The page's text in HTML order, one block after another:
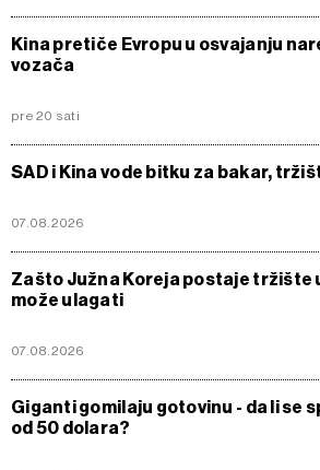
Kina pretiče Evropu u osvajanju
vozača
pre 20 sati
SAD i Kina vode bitku za bakar,
07.08.2026
Zašto Južna Koreja postaje tržište
može ulagati
07.08.2026
Giganti gomilaju gotovinu - da li se
od 50 dolara?